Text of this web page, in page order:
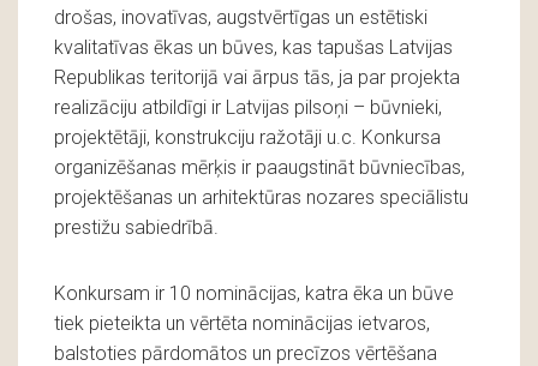
drošas, inovatīvas, augstvērtīgas un estētiski
kvalitatīvas ēkas un būves, kas tapušas Latvijas
Republikas teritorijā vai ārpus tās, ja par projekta
realizāciju atbildīgi ir Latvijas pilsoņi – būvnieki,
projektētāji, konstrukciju ražotāji u.c. Konkursa
organizēšanas mērķis ir paaugstināt būvniecības,
projektēšanas un arhitektūras nozares speciālistu
prestižu sabiedrībā.
Konkursam ir 10 nominācijas, katra ēka un būve
tiek pieteikta un vērtēta nominācijas ietvaros,
balstoties pārdomātos un precīzos vērtēšana